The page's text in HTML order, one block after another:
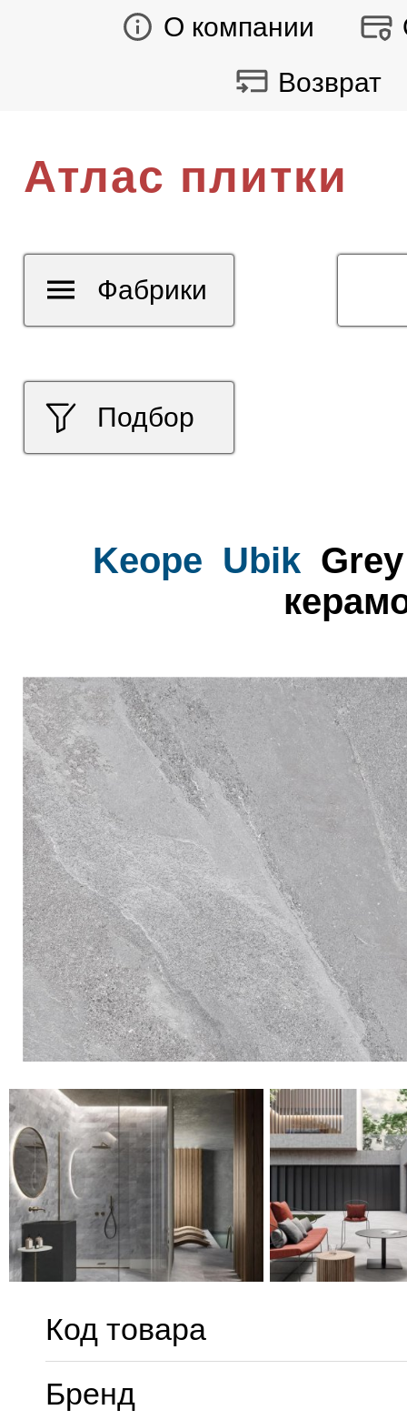
О компании
Возврат
Атлас плитки
Подбор
Фабрики
Keope Ubik
Код товара
Бренд